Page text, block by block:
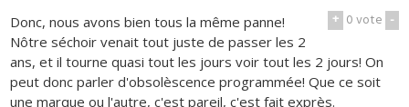
+ 0vote -
Donc, nous avons bien tous la même panne!
Nôtre séchoir venait tout juste de passer les 2
ans, et il tourne quasi tout les jours voir tout les 2 jours! On
peut donc parler d'obsolèscence programmée! Que ce soit
une marque ou l'autre, c'est pareil, c'est fait exprès.